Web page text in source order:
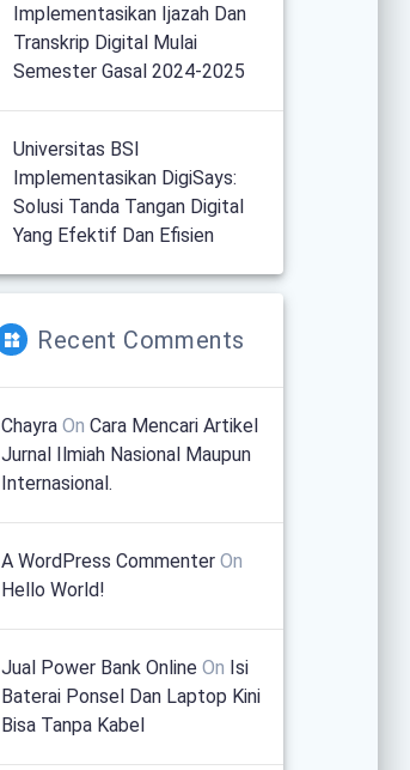
Implementasikan Ijazah Dan
Transkrip Digital Mulai
Semester Gasal 2024-2025
Universitas BSI
Implementasikan DigiSays:
Solusi Tanda Tangan Digital
Yang Efektif Dan Efisien
Recent Comments
Chayra OnCara Mencari Artikel
Jurnal Ilmiah Nasional Maupun
Internasional.
A WordPress Commenter On
Hello World!
Jual Power Bank Online On Isi
Baterai Ponsel Dan Laptop Kini
Bisa Tanpa Kabel